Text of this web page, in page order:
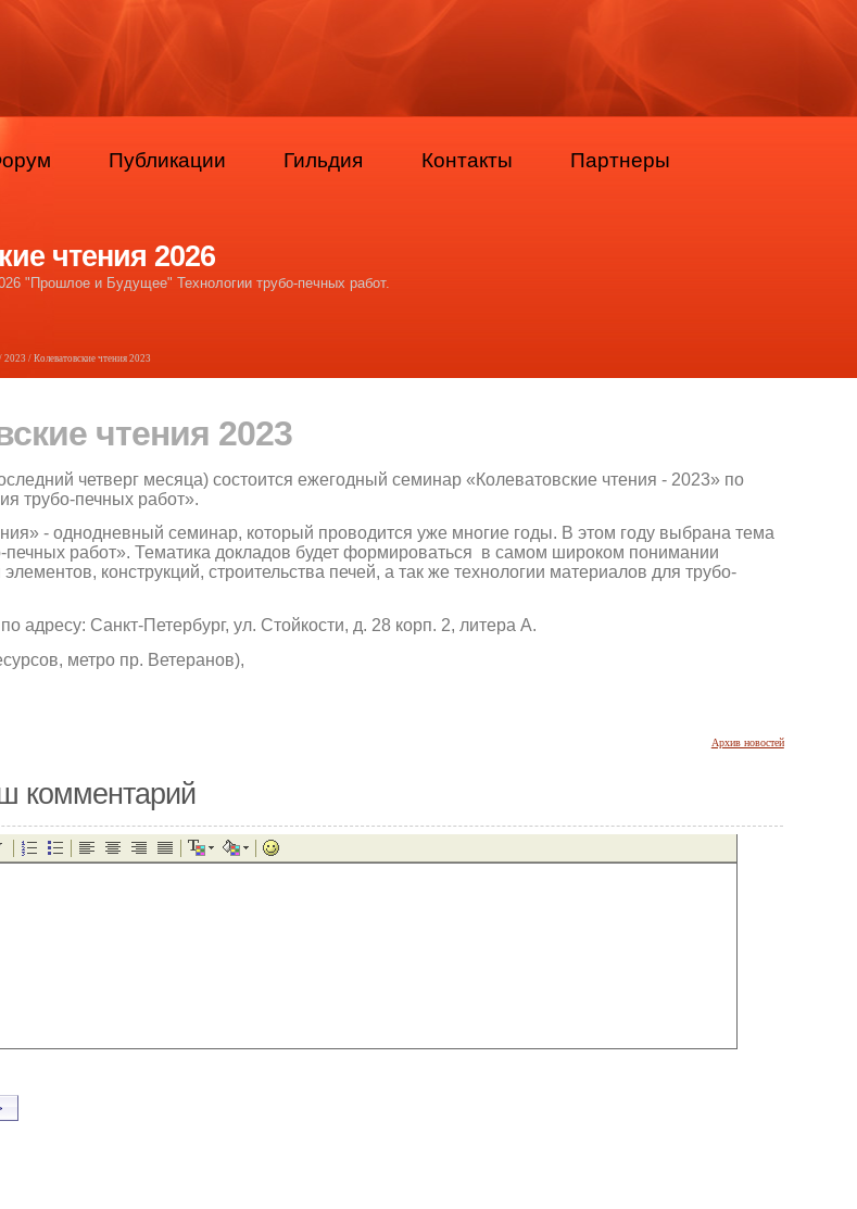
чтения 2023
четверг месяца) состоится ежегодный семинар «Колеватовские чтения - 2023» по
трубо-печных работ».
- однодневный семинар, который проводится уже многие годы. В этом году выбрана тема
печных работ». Тематика докладов будет формироваться в самом широком понимании
конструкций, строительства печей, а так же технологии материалов для трубо-
адресу: Санкт-Петербург, ул. Стойкости, д. 28 корп. 2, литера А.
метро пр. Ветеранов),
Архив новостей
комментарий
2023 / Колеватовские чтения 2023
Публикации Гильдия Контакты Партнеры
чтения 2026
"Прошлое и Будущее" Технологии трубо-печных работ.